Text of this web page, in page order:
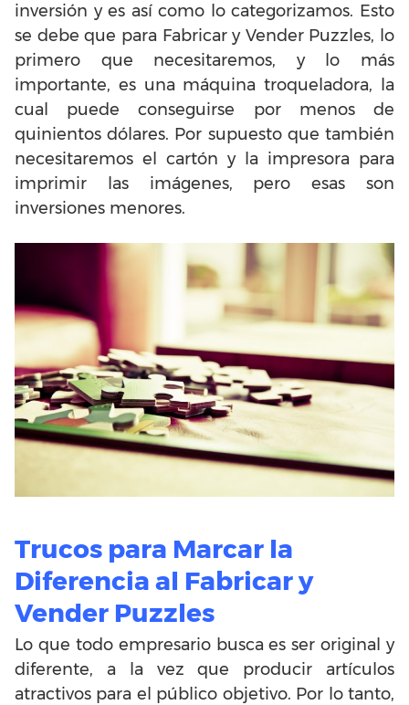
inversión y es así como lo categorizamos. Esto
se debe que para Fabricar y Vender Puzzles, lo
primero que necesitaremos, y lo más
importante, es una máquina troqueladora, la
cual puede conseguirse por menos de
quinientos dólares. Por supuesto que también
necesitaremos el cartón y la impresora para
imprimir las imágenes, pero esas son
inversiones menores.
Trucos para Marcar la
Diferencia al Fabricar y
Vender Puzzles
Lo que todo empresario busca es ser original y
diferente, a la vez que producir artículos
atractivos para el público objetivo. Por lo tanto,